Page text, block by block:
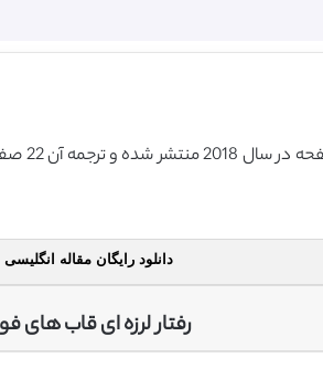
دانلود رایگان مقاله
رفتار لرزه ای قاب های